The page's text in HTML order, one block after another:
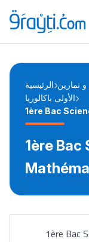
Catégories
d'actualités
الرئيسية تمارين
الأولى باكالوريا
1ère Bac
1ère Bac
1ère Bac